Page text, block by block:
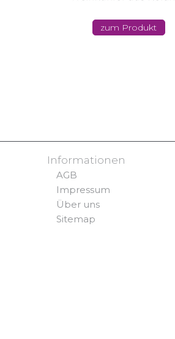
zum Produkt
Informationen
AGB
Impressum
Über uns
Sitemap